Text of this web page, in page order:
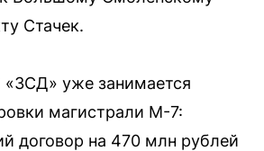
Стачек.
уже занимается
магистрали М-7:
договор на 470 млн рублей